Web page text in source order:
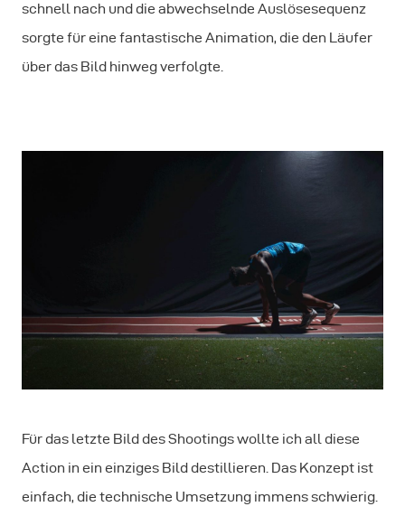
schnell nach und die abwechselnde Auslösesequenz
sorgte für eine fantastische Animation, die den Läufer
über das Bild hinweg verfolgte.
Für das letzte Bild des Shootings wollte ich all diese
Action in ein einziges Bild destillieren. Das Konzept ist
einfach, die technische Umsetzung immens schwierig.